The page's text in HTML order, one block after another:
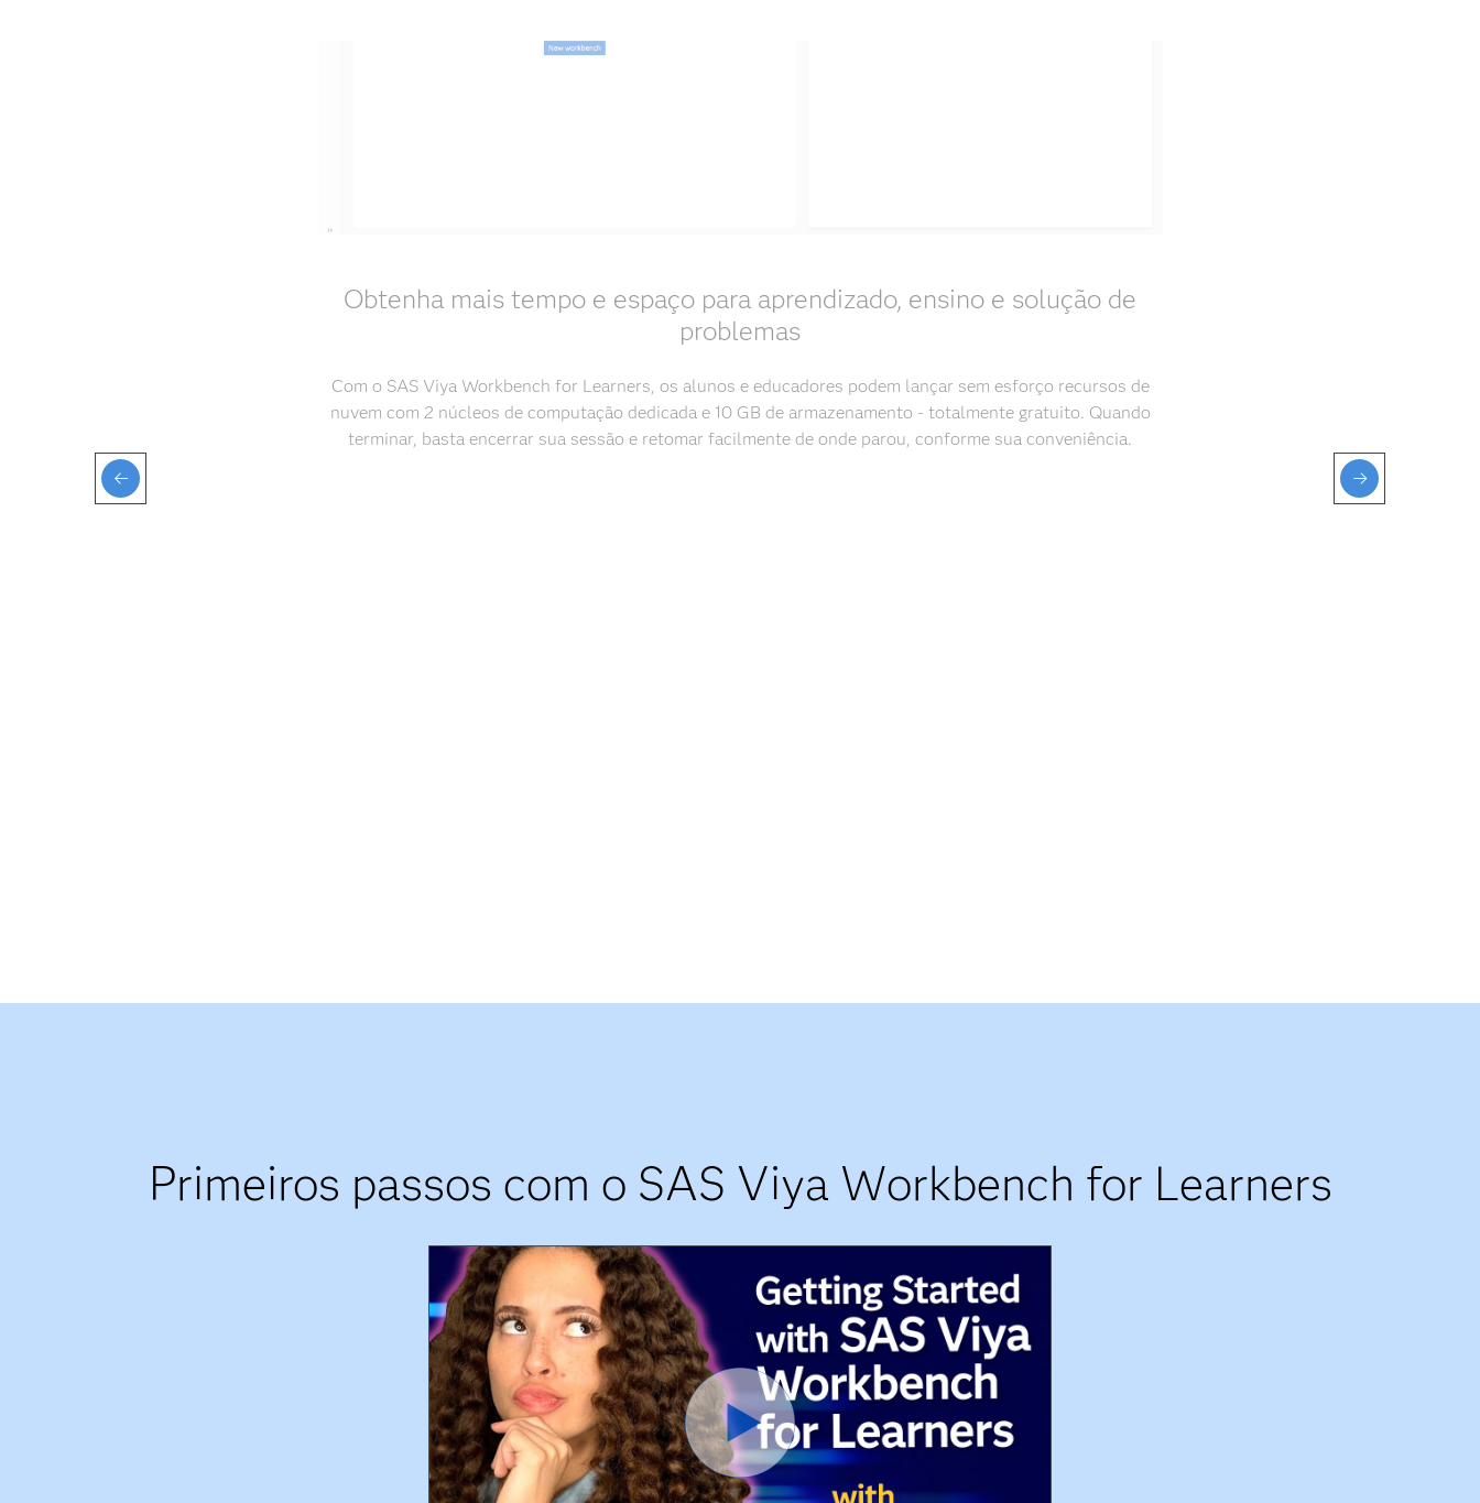
Obtenha mais tempo e espaço para aprendizado, ensino e solução de
problemas
Com o SAS Viya Workbench for Learners, os alunos e educadores podem lançar sem esforço recursos de
nuvem com 2 núcleos de computação dedicada e 10 GB de armazenamento - totalmente gratuito. Quando
terminar, basta encerrar sua sessão e retomar facilmente de onde parou, conforme sua conveniência.
Primeiros passos com o SAS Viya Workbench for Learners